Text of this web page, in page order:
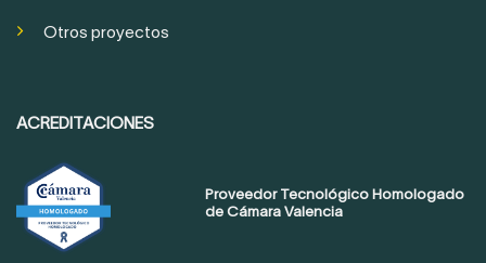
Otros proyectos
ACREDITACIONES
Proveedor Tecnológico Homologado
de Cámara Valencia